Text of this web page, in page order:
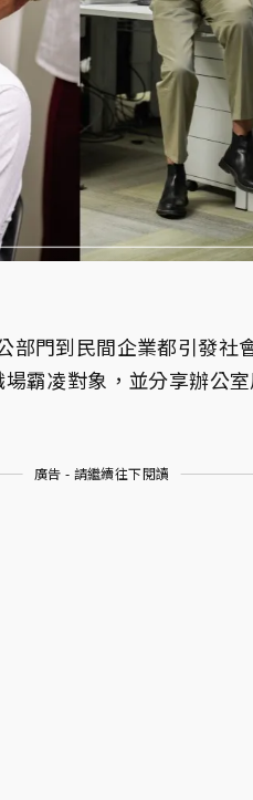
部門到民間企業都引發社
場霸凌對象，並分享辦公
廣告 - 請繼續往下閱讀